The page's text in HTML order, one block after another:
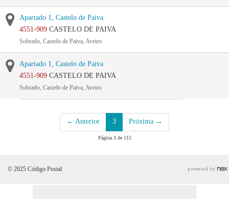
Apartado 1, Castelo de Paiva
4551-909 CASTELO DE PAIVA
Sobrado, Castelo de Paiva, Aveiro
Apartado 1, Castelo de Paiva
4551-909 CASTELO DE PAIVA
Sobrado, Castelo de Paiva, Aveiro
← Anterior 3 Próxima →
Página 3 de 115
© 2025 Código Postal